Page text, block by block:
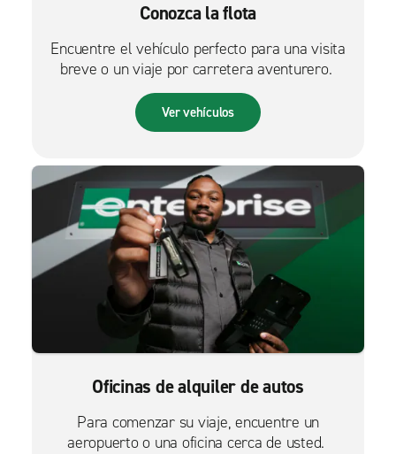
Conozca la flota
Encuentre el vehículo perfecto para una visita
breve o un viaje por carretera aventurero.
Ver vehículos
Oficinas de alquiler de autos
Para comenzar su viaje, encuentre un
aeropuerto o una oficina cerca de usted.